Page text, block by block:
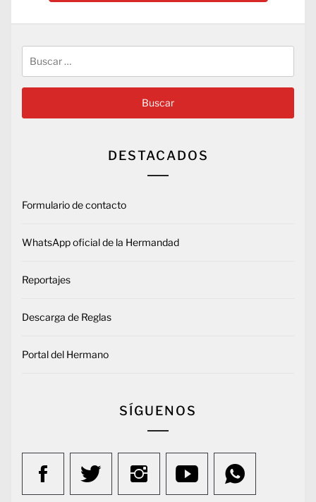
DESTACADOS
Formulario de contacto
WhatsApp oficial de la Hermandad
Reportajes
Descarga de Reglas
Portal del Hermano
SÍGUENOS